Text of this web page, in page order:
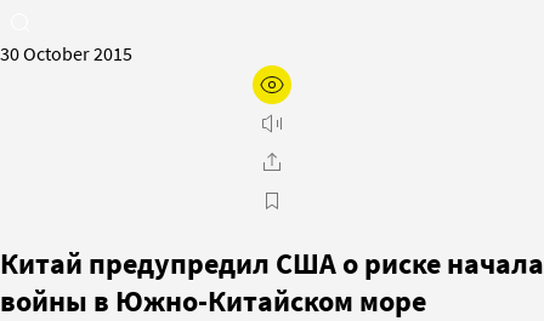
30 October 2015
Китай предупредил США о риске начала
войны в Южно-Китайском море